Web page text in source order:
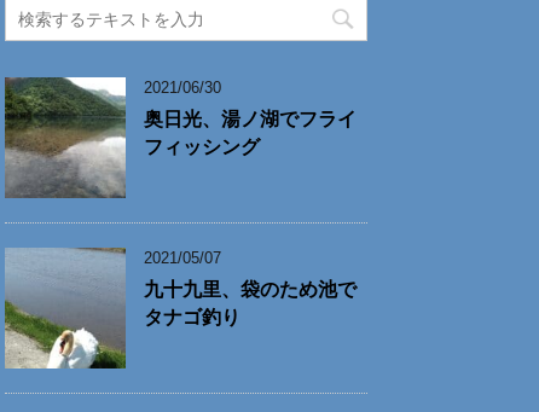
2021/06/30
奥日光、湯ノ湖でフライ
フィッシング
2021/05/07
九十九里、袋のため池で
タナゴ釣り